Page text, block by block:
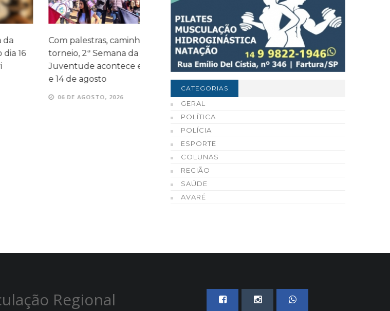
Com palestras, caminhada e
torneio, 2ª Semana da
Juventude acontece entre 11
e 14 de agosto
06 DE AGOSTO, 2026
Avaliação de Monitoramento
fortalece acompanhamento
da aprendizagem em Avaré
Final da Copa iGO de
Avareense acontece
sexta-feira, dia 7
CATEGORIAS
GERAL
POLÍTICA
POLÍCIA
ESPORTE
COLUNAS
REGIÃO
SAÚDE
AVARÉ
Regional